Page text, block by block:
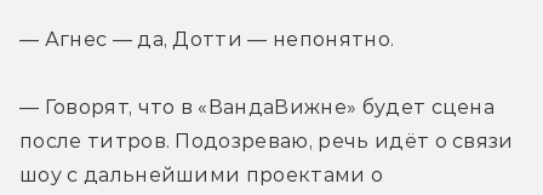
— Агнес — да, Дотти — непонятно.
— Говорят, что в «ВандаВижне» будет сцена
после титров. Подозреваю, речь идёт о связи
шоу с дальнейшими проектами о